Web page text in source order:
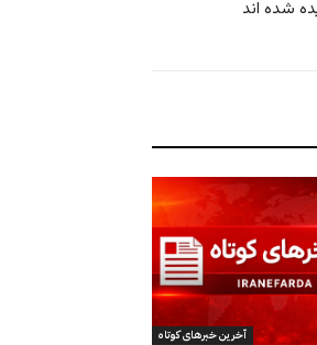
آخرین خبرهای کوتاه